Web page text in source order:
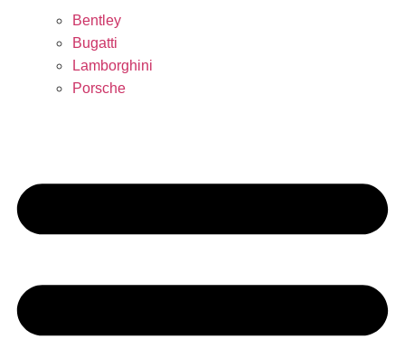
Bentley
Bugatti
Lamborghini
Porsche